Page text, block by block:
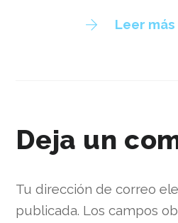
Leer
Deja un
Tu dirección de correo
publicada. Los campos